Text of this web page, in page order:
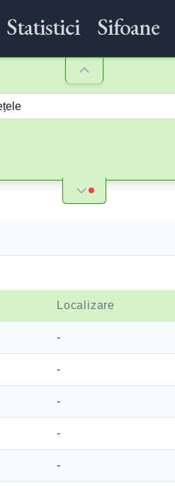
Statistici Sifoane
Localizare
-
-
-
-
-